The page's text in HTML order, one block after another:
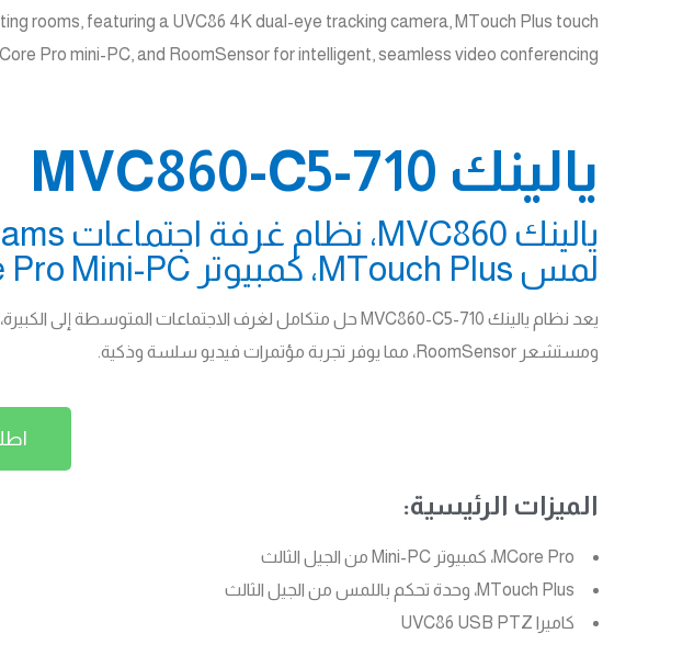
rooms, featuring a UVC86 4K dual-eye tracking camera, MTouch Plus touch
Pro mini-PC, and RoomSensor for intelligent, seamless video conferencing.
يالينك MVC860-C5-710
لمس MTouch Plus، كمبيوتر MCore Pro Mini-PC، مستشعر غرفة RoomSensor.
ومستشعر RoomSensor، مما يوفر تجربة مؤتمرات فيديو سلسة وذكية.
الميزات الرئيسية:
MCore Pro، كمبيوتر Mini-PC من الجيل الثالث
MTouch Plus، وحدة تحكم باللمس من الجيل الثالث
كاميرا UVC86 USB PTZ